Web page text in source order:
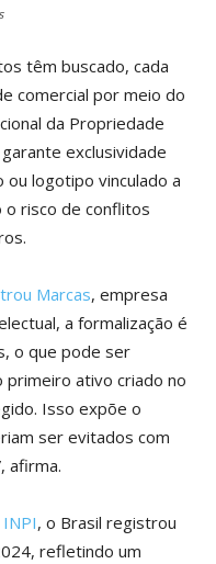
têm buscado, cada
comercial por meio do
da Propriedade
exclusividade
logotipo vinculado a
risco de conflitos
Marcas, empresa
a formalização é
o que pode ser
primeiro ativo criado no
Isso expõe o
ser evitados com
afirma.
, o Brasil registrou
refletindo um